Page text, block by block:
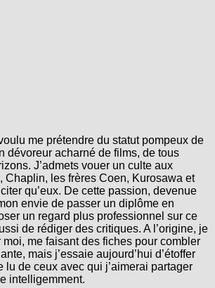
me prétendre du statut pompeux de
dévoreur acharné de films, de tous
J’admets vouer un culte aux
les frères Coen, Kurosawa et
qu’eux. De cette passion, devenue
envie de passer un diplôme en
un regard plus professionnel sur ce
de rédiger des critiques. A l’origine, je
moi, me faisant des fiches pour combler
mais j’essaie aujourd’hui d’étoffer
lu de ceux avec qui j’aimerai partager
intelligemment.